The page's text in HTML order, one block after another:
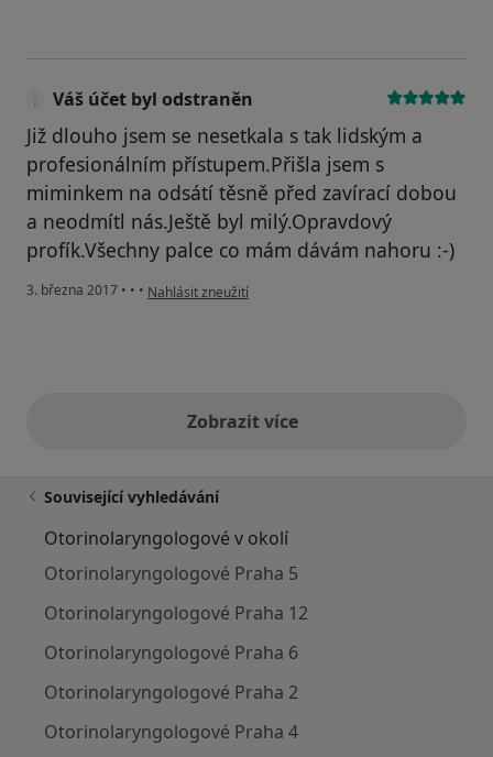
Váš účet byl odstraněn
Již dlouho jsem se nesetkala s tak lidským a
profesionálním přístupem.Přišla jsem s
miminkem na odsátí těsně před zavírací dobou
a neodmítl nás.Ještě byl milý.Opravdový
profík.Všechny palce co mám dávám nahoru :-)
3. března 2017 • • • podle názoru uživatele Váš účet byl odstraněn
Nahlásit zneužití
Zobrazit vícevýše uvedené názory
Související vyhledávání
Otorinolaryngologové v okolí
Otorinolaryngologové Praha 5
Otorinolaryngologové Praha 12
Otorinolaryngologové Praha 6
Otorinolaryngologové Praha 2
Otorinolaryngologové Praha 4